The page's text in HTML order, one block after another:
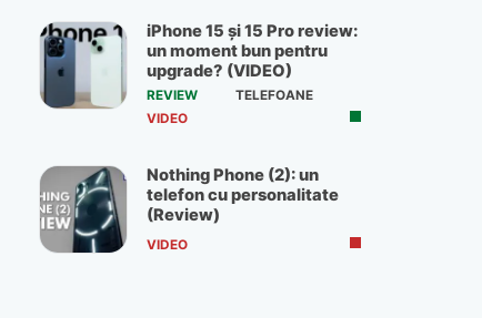
iPhone 15 și 15 Pro review:
un moment bun pentru
upgrade? (VIDEO)
REVIEW
TELEFOANE
VIDEO
Nothing Phone (2): un
telefon cu personalitate
(Review)
VIDEO